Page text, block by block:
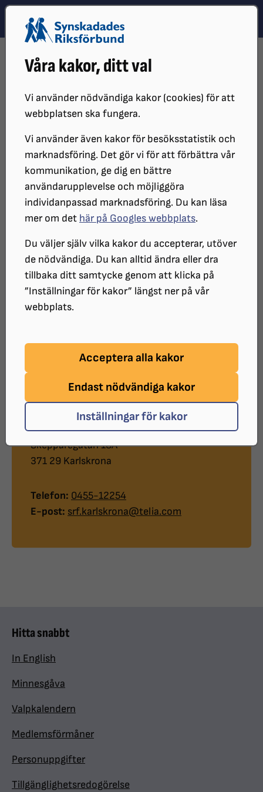
Våra kakor, ditt val
Vi använder nödvändiga kakor (cookies) för att
webbplatsen ska fungera.
Vi använder även kakor för besöksstatistik och
marknadsföring. Det gör vi för att förbättra vår
kommunikation, ge dig en bättre
användarupplevelse och möjliggöra
individanpassad marknadsföring. Du kan läsa
mer om det här på Googles webbplats.
Du väljer själv vilka kakor du accepterar, utöver
de nödvändiga. Du kan alltid ändra eller dra
tillbaka ditt samtycke genom att klicka på
”Inställningar för kakor” längst ner på vår
webbplats.
Acceptera alla kakor
Endast nödvändiga kakor
Inställningar för kakor
Hoppa till innehåll
Hoppa till hitta snabbt
DISTRIKT
SRF BLEKINGE
LOKALFÖRENINGAR
SRF Karlskrona
Välkommen till vår lokalförening. Vi vill gärna bli fler
och tycker alltid att det är roligt med nya
Kontakt
Postadress:
Skepparegatan 18A
371 29 Karlskrona
Telefon: 0455-12254
E-post: srf.karlskrona@telia.com
Hitta snabbt
In English
Minnesgåva
Valpkalendern
Medlemsförmåner
Personuppgifter
Tillgänglighetsredogörelse